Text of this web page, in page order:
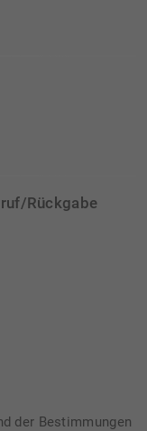
Rückgabe
der Bestimmungen